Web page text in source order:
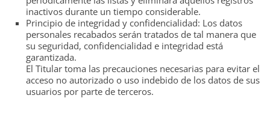
inactivos durante un tiempo considerable.
Principio de integridad y confidencialidad: Los datos
personales recabados serán tratados de tal manera que
su seguridad, confidencialidad e integridad está
garantizada.
El Titular toma las precauciones necesarias para evitar el
acceso no autorizado o uso indebido de los datos de sus
usuarios por parte de terceros.